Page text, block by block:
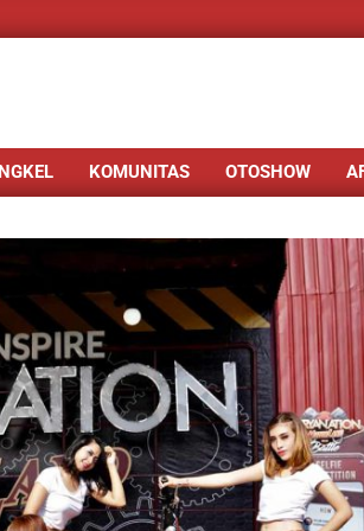
KOMUNITAS OTOSHOW